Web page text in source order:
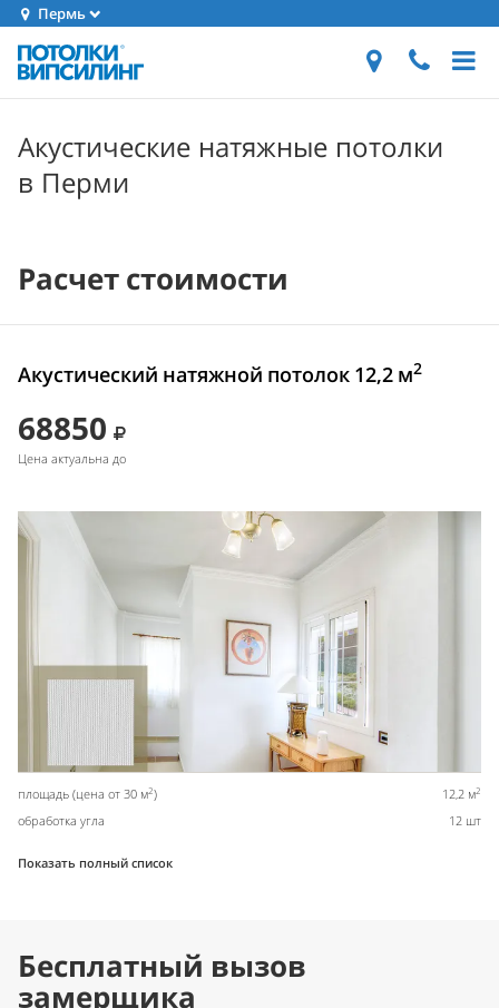
Пермь
Акустические натяжные потолки
в Перми
Расчет стоимости
Акустический натяжной потолок 12,2 м2
68850
Цена актуальна до
площадь (цена от 30 м2) 12,2 м2
обработка угла 12 шт
Показать полный список
Бесплатный вызов
замерщика